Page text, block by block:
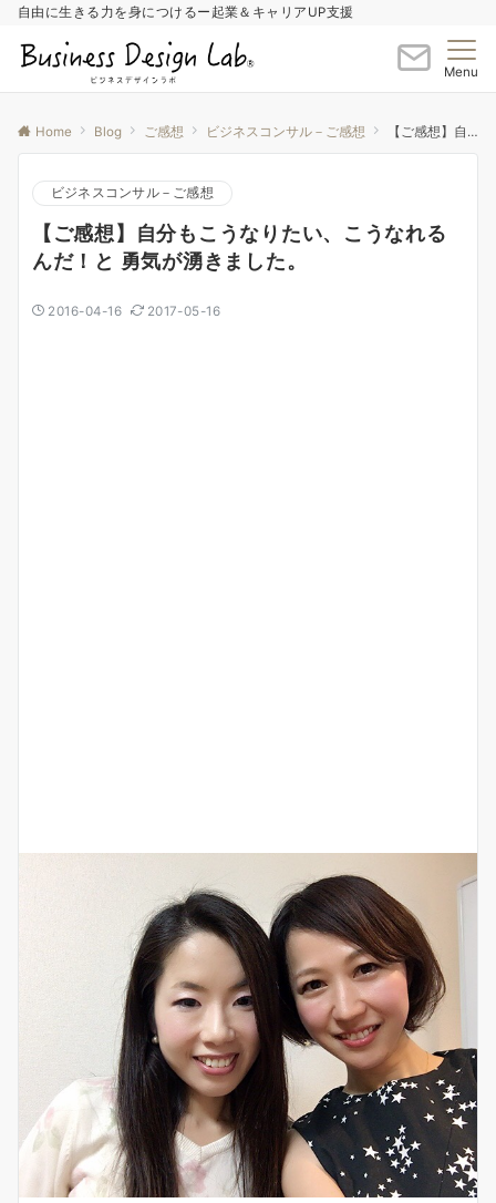
自由に生きる力を身につけるー起業＆キャリアUP支援
Menu
Home Blog ご感想 ビジネスコンサル－ご感想 【ご感想】自分もこうなりたい、こうなれるんだ！と 勇気が湧きました。
ビジネスコンサル－ご感想
【ご感想】自分もこうなりたい、こうなれる
んだ！と 勇気が湧きました。
2016-04-16 2017-05-16